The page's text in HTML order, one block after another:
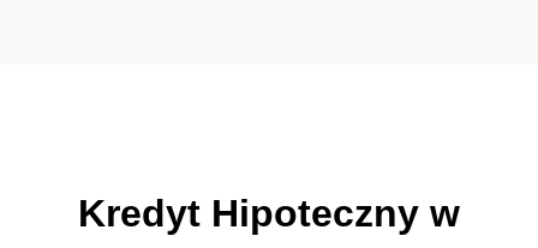
Kredyt Hipoteczny w